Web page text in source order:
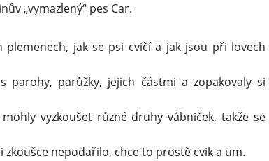
„vymazlený“ pes Car.
jak se psi cvičí a jak jsou při lovech
parůžky, jejich částmi a zopakovaly si
vyzkoušet různé druhy vábniček, takže se
nepodařilo, chce to prostě cvik a um.